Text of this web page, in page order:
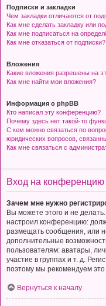
Подписки и закладки
Чем закладки отличаются от
Как мне сделать закладку или
Как мне подписаться на
Как мне отказаться от подписки?
Вложения
Какие вложения разрешены на
Как мне найти мои вложения?
Информация о phpBB
Кто написал эту конференцию?
Почему здесь нет такой-то
С кем можно связаться по
юридических вопросов,
Как мне связаться с
Вход на конференцию
Зачем мне нужно
Вы можете этого и не
настроил конференцию:
размещать сообщения, или
дополнительные
пользователям: аватары,
участие в группах и т. д.
поэтому мы рекомендуем это
Вернуться к началу